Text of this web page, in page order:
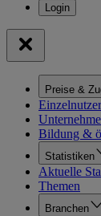
Preise &
Bildung &
Statistiken
Aktuelle
Themen
Branchen